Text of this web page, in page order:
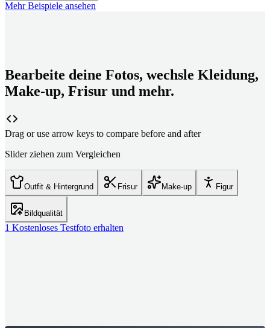
Mehr Beispiele ansehen
Bearbeite deine Fotos, wechsle Kleidung,
Make-up, Frisur und mehr.
Drag or use arrow keys to compare before and after
Slider ziehen zum Vergleichen
Outfit & Hintergrund Frisur Make-up Figur
Bildqualität
1 Kostenloses Testfoto erhalten